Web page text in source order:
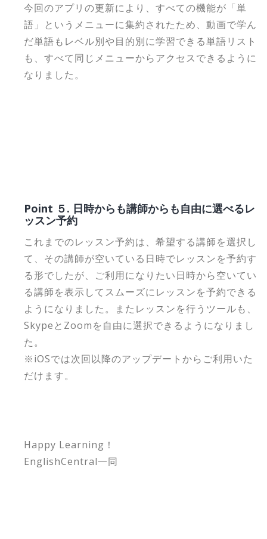
今回のアプリの更新により、すべての機能が「単
語」というメニューに集約されたため、動画で学ん
だ単語もレベル別や目的別に学習できる単語リスト
も、すべて同じメニューからアクセスできるように
なりました。
Point ５. 日時からも講師からも自由に選べるレ
ッスン予約
これまでのレッスン予約は、希望する講師を選択し
て、その講師が空いている日時でレッスンを予約す
る形でしたが、ご利用になりたい日時から空いてい
る講師を表示してスムーズにレッスンを予約できる
ようになりました。またレッスンを行うツールも、
SkypeとZoomを自由に選択できるようになりまし
た。
※iOSでは次回以降のアップデートからご利用いた
だけます。
Happy Learning！
EnglishCentral一同